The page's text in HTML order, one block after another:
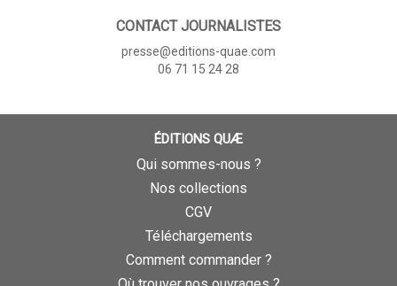
CONTACT JOURNALISTES
presse@editions-quae.com
06 71 15 24 28
ÉDITIONS QUÆ
Qui sommes-nous ?
Nos collections
CGV
Téléchargements
Comment commander ?